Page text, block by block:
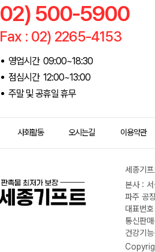
02) 500-5900
Fax : 02) 2265-4153
영업시간 09:00~18:30
점심시간 12:00~13:00
주말 및 공휴일 휴무
사회활동 오시는길 이용약관
세종기
본사 :
파주 공
대표번
통신판
건강기